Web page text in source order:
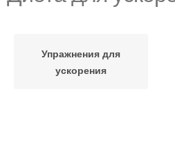
Упражнения для
ускорения